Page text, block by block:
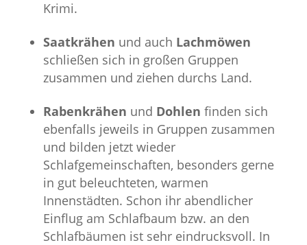
Krimi.
Saatkrähen und auch Lachmöwen
schließen sich in großen Gruppen
zusammen und ziehen durchs Land.
Rabenkrähen und Dohlen finden sich
ebenfalls jeweils in Gruppen zusammen
und bilden jetzt wieder
Schlafgemeinschaften, besonders gerne
in gut beleuchteten, warmen
Innenstädten. Schon ihr abendlicher
Einflug am Schlafbaum bzw. an den
Schlafbäumen ist sehr eindrucksvoll. In